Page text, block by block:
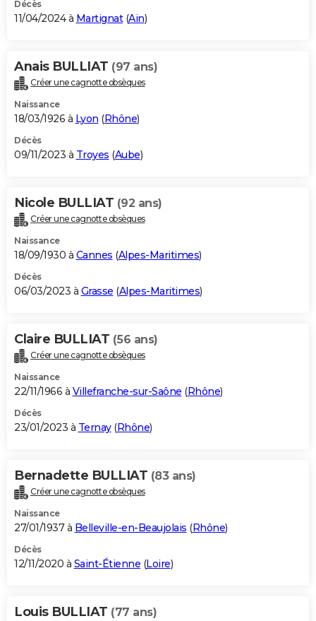
Décès
11/04/2024 à Martignat(Ain)
Anais BULLIAT (97 ans)
Créer une cagnotte obsèques
Naissance
18/03/1926 à Lyon (Rhône)
Décès
09/11/2023 à Troyes (Aube)
Nicole BULLIAT (92 ans)
Créer une cagnotte obsèques
Naissance
18/09/1930 à Cannes (Alpes-Maritimes)
Décès
06/03/2023 à Grasse (Alpes-Maritimes)
Claire BULLIAT (56 ans)
Créer une cagnotte obsèques
Naissance
22/11/1966 à Villefranche-sur-Saône (Rhône)
Décès
23/01/2023 à Ternay(Rhône)
Bernadette BULLIAT (83 ans)
Créer une cagnotte obsèques
Naissance
27/01/1937 à Belleville-en-Beaujolais (Rhône)
Décès
12/11/2020 à Saint-Étienne (Loire)
Louis BULLIAT (77 ans)